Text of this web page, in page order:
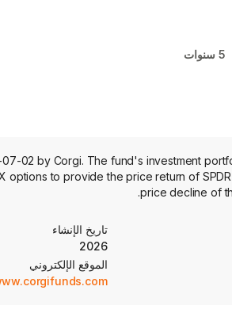
5 سنوات
02 by Corgi. The fund's investment
options to provide the price return of
price decline of
تاريخ الإنشاء
2026
الموقع الإلكتروني